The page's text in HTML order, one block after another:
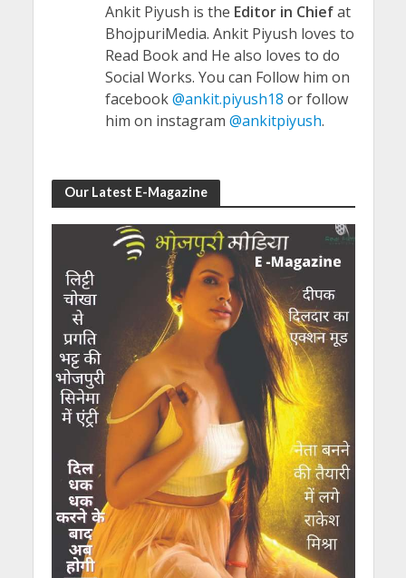
Ankit Piyush is the Editor in Chiefat
BhojpuriMedia. Ankit Piyush loves to
Read Book and He also loves to do
Social Works. You can Follow him on
facebook@ankit.piyush18 or follow
him on instagram @ankitpiyush.
Our Latest E-Magazine